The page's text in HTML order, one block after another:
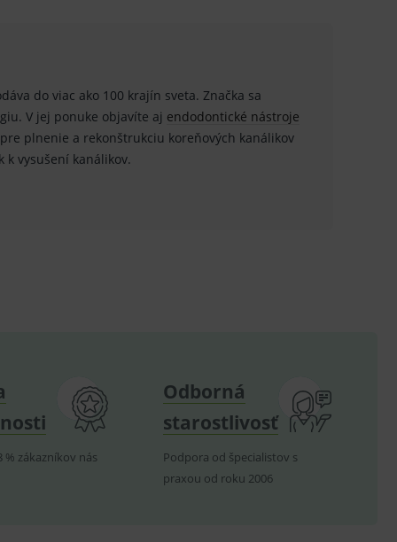
do viac ako 100 krajín sveta. Značka sa
V jej ponuke objavíte aj endodontické nástroje
pre plnenie a rekonštrukciu koreňových kanálikov
k vysušení kanálikov.
% zákazníkov nás
Odborná
starostlivosť
Podpora od špecialistov s
praxou od roku 2006
analytics.
zobrazení
cookies a
reklamy.
webu používá